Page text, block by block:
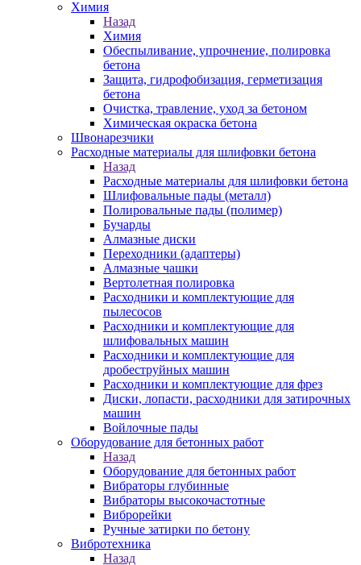
Химия
Назад
Химия
Обеспыливание, упрочнение, полировка
бетона
Защита, гидрофобизация, герметизация
бетона
Очистка, травление, уход за бетоном
Химическая окраска бетона
Швонарезчики
Расходные материалы для шлифовки бетона
Назад
Расходные материалы для шлифовки бетона
Шлифовальные пады (металл)
Полировальные пады (полимер)
Бучарды
Алмазные диски
Переходники (адаптеры)
Алмазные чашки
Вертолетная полировка
Расходники и комплектующие для
пылесосов
Расходники и комплектующие для
шлифовальных машин
Расходники и комплектующие для
дробеструйных машин
Расходники и комплектующие для фрез
Диски, лопасти, расходники для затирочных
машин
Войлочные пады
Оборудование для бетонных работ
Назад
Оборудование для бетонных работ
Вибраторы глубинные
Вибраторы высокочастотные
Виброрейки
Ручные затирки по бетону
Вибротехника
Назад